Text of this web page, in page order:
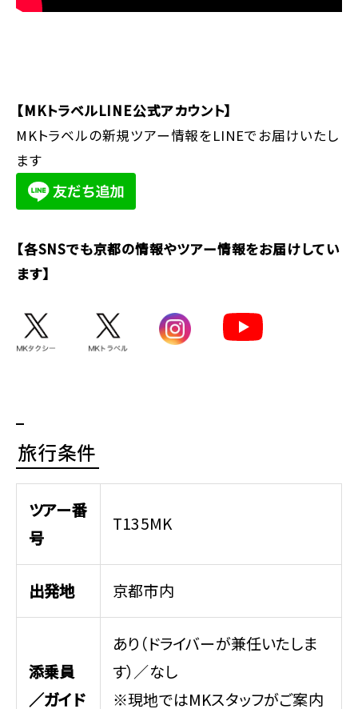
【MKトラベルLINE公式アカウント】
MKトラベルの新規ツアー情報をLINEでお届けいたし
ます
【各SNSでも京都の情報やツアー情報をお届けしてい
ます】
旅行条件
ツアー番
号
T135MK
出発地 京都市内
添乗員
／ガイド
あり（ドライバーが兼任いたしま
す）／なし
※現地ではMKスタッフがご案内